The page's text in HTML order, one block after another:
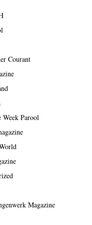
Courant
Week Parool
Magazine